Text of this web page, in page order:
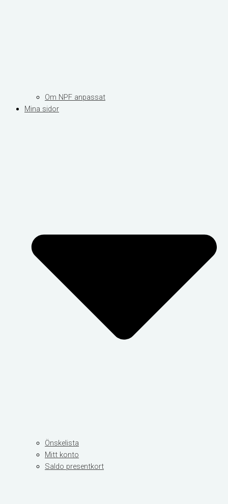
Om NPF anpassat
Mina sidor
Önskelista
Mitt konto
Saldo presentkort